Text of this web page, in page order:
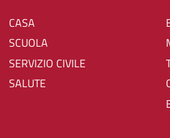
CASA
SCUOLA
SERVIZIO CIVILE
SALUTE